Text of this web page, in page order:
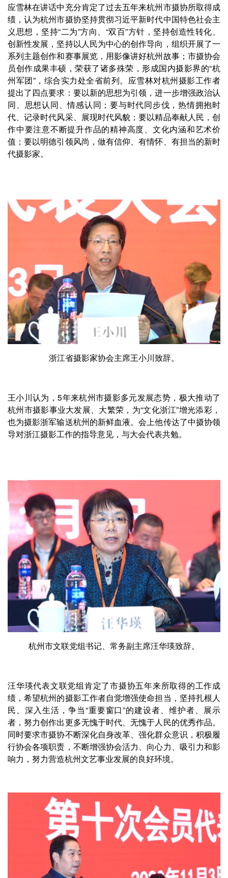
应雪林在讲话中充分肯定了过去五年来杭州市摄协所取得成
绩，认为杭州市摄协坚持贯彻习近平新时代中国特色社会主
义思想，坚持“二为”方向、“双百”方针，坚持创造性转化、
创新性发展，坚持以人民为中心的创作导向，组织开展了一
系列主题创作和赛事展览，用影像讲好杭州故事；市摄协会
员创作成果丰硕，荣获了诸多殊荣，形成国内摄影界的“杭
州军团”，综合实力处全省前列。应雪林对杭州摄影工作者
提出了四点要求：要以新的思想为引领，进一步增强政治认
同、思想认同、情感认同；要与时代同步伐，热情拥抱时
代、记录时代风采、展现时代风貌；要以精品奉献人民，创
作中要注意不断提升作品的精神高度、文化内涵和艺术价
值；要以明德引领风尚，做有信仰、有情怀、有担当的新时
代摄影家。
浙江省摄影家协会主席王小川致辞。
王小川认为，5年来杭州市摄影多元发展态势，极大推动了
杭州市摄影事业大发展、大繁荣，为“文化浙江”增光添彩，
也为摄影浙军输送杭州的新鲜血液。会上他传达了中摄协领
导对浙江摄影工作的指导意见，与大会代表共勉。
杭州市文联党组书记、常务副主席汪华瑛致辞。
汪华瑛代表文联党组肯定了市摄协五年来所取得的工作成
绩，希望杭州的摄影工作者自觉增强使命担当，坚持扎根人
民、深入生活，争当“重要窗口”的建设者、维护者、展示
者，努力创作出更多无愧于时代、无愧于人民的优秀作品。
同时要求市摄协不断深化自身改革、强化群众意识，积极履
行协会各项职责，不断增强协会活力、向心力、吸引力和影
响力，努力营造杭州文艺事业发展的良好环境。